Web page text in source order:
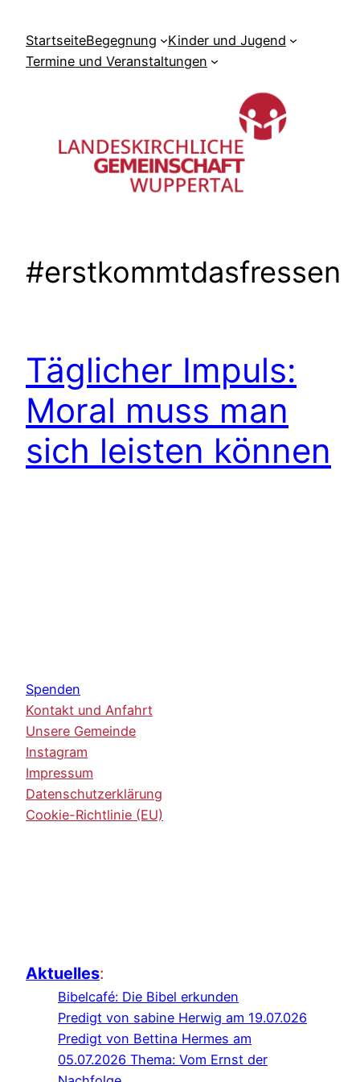
Inhalt
springen
StartseiteBegegnung
Kinder und Jugend
Termine und Veranstaltungen
#erstkommtdasfressen
Täglicher Impuls:
Moral muss man
sich leisten können
Spenden
Kontakt und Anfahrt
Unsere Gemeinde
Instagram
Impressum
Datenschutzerklärung
Cookie-Richtlinie (EU)
Aktuelles:
Bibelcafé: Die Bibel erkunden
Predigt von sabine Herwig am 19.07.026
Predigt von Bettina Hermes am
05.07.2026 Thema: Vom Ernst der